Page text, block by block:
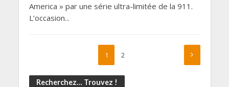
America » par une série ultra-limitée de la 911.
L’occasion...
1 2
Recherchez… Trouvez !